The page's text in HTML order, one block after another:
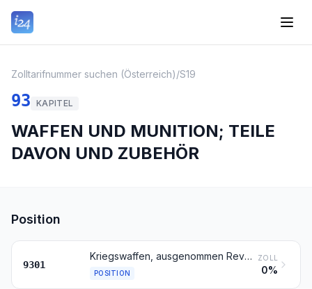
Zolltarifnummer suchen (Österreich)/S19
93 KAPITEL
WAFFEN UND MUNITION; TEILE
DAVON UND ZUBEHÖR
Position
9301
Kriegswaffen, ausgenommen Revolver, Pistolen und Waffen der Position 9307
POSITION
ZOLL
0%